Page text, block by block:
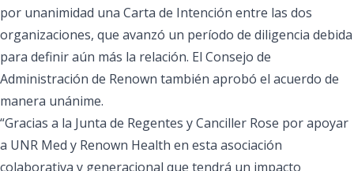
por unanimidad una Carta de Intención entre las dos
organizaciones, que avanzó un período de diligencia debida
para definir aún más la relación. El Consejo de
Administración de Renown también aprobó el acuerdo de
manera unánime.
“Gracias a la Junta de Regentes y Canciller Rose por apoyar
a UNR Med y Renown Health en esta asociación
colaborativa y generacional que tendrá un impacto